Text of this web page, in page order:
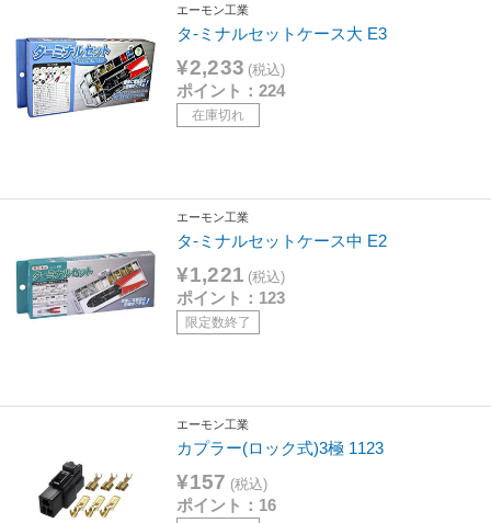
エーモン工業
タ-ミナルセットケース大 E3
¥2,233 (税込)
ポイント：224
在庫切れ
エーモン工業
タ-ミナルセットケース中 E2
¥1,221 (税込)
ポイント：123
限定数終了
エーモン工業
カプラー(ロック式)3極 1123
¥157 (税込)
ポイント：16